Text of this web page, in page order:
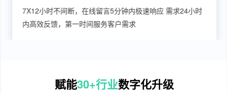
7X12小时不间断，在线留言5分钟内极速响应 需求24小时
内高效反馈，第一时间服务客户需求
赋能30+行业数字化升级